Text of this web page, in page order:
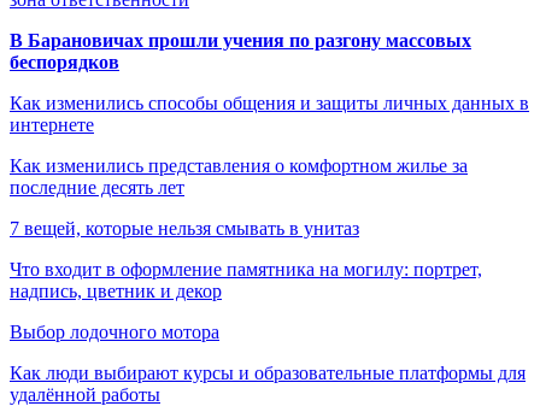
В Барановичах прошли учения по разгону массовых
беспорядков
Как изменились способы общения и защиты личных данных в
интернете
Как изменились представления о комфортном жилье за
последние десять лет
7 вещей, которые нельзя смывать в унитаз
Что входит в оформление памятника на могилу: портрет,
надпись, цветник и декор
Выбор лодочного мотора
Как люди выбирают курсы и образовательные платформы для
удалённой работы